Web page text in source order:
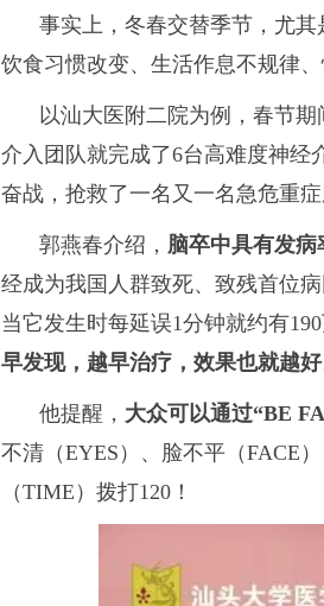
事实上，冬春交替季节，尤
饮食习惯改变、生活作息不规律
以汕大医附二院为例，春节
介入团队就完成了6台高难度神经
奋战，抢救了一名又一名急危重症
郭燕春介绍， 脑卒中具有发
经成为我国人群致死、致残首位
当它发生时每延误1分钟就约有
早发现，越早治疗，效果也就越好
他提醒， 大众可以通过“BE
不清（EYES）、脸不平（FACE
（TIME）拨打120！